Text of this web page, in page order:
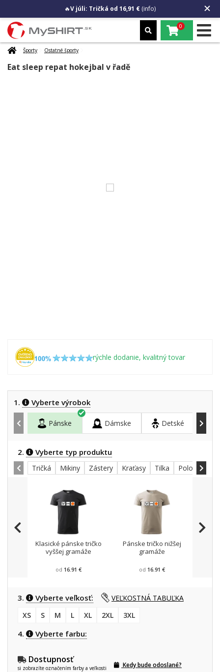
🔥V júli: Tričká od 16,91 € (info)
0
Športy Ostatné športy
Eat sleep repat hokejbal v řadě
rýchle dodanie, kvalitný tovar
1. Vyberte výrobok
Pánske Dámske Detské
2. Vyberte typ produktu
Tričká Mikiny Zástery Kraťasy Tilka Polokošele
Klasické pánske tričko
vyššej gramáže
od 16.91 €
Pánske tričko nižšej
gramáže
od 16.91 €
3. Vyberte veľkosť:
VEĽKOSTNÁ TABUĽKA
XS
S M L XL 2XL 3XL
4. Vyberte farbu:
Dostupnosť
si zobrazíte označením farby a veľkosti Kedy bude odoslané?